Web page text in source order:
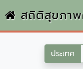
สถิติสุขภา
ประเทศ